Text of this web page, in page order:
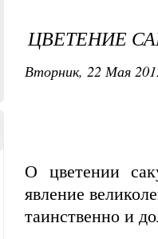
ЦВЕТЕНИЕ
Вторник, 22 Мая
О цветении
явление
таинственно и